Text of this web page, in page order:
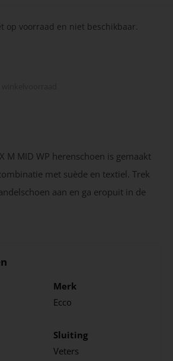
op voorraad en niet beschikbaar.
M MID WP herenschoen is gemaakt
met suède en textiel. Trek
aan en ga eropuit in de
Merk
Ecco
Sluiting
Veters